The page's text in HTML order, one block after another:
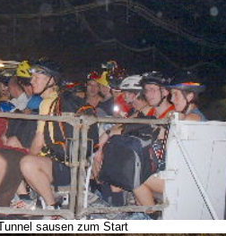
sausen zum Start